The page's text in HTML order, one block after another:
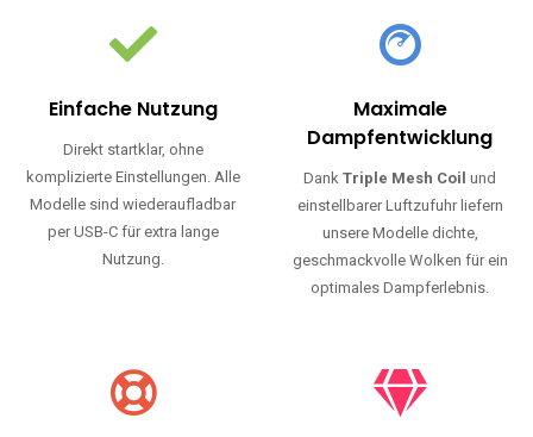
Einfache Nutzung
Direkt startklar, ohne
komplizierte Einstellungen. Alle
Modelle sind wiederaufladbar
per USB-C für extra lange
Nutzung.
Maximale
Dampfentwicklung
Dank Triple Mesh Coil und
einstellbarer Luftzufuhr liefern
unsere Modelle dichte,
geschmackvolle Wolken für ein
optimales Dampferlebnis.